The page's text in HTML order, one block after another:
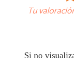
Tu
Si no